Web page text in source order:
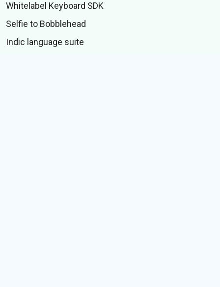
Whitelabel Keyboard SDK
Selfie to Bobblehead
Indic language suite